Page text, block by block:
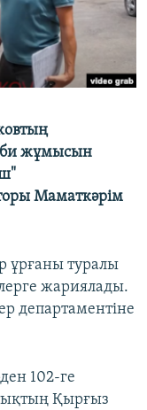
жұмысын
Маматкәрім
ұрғаны туралы
жариялады.
департаментіне
102-ге
Қырғыз